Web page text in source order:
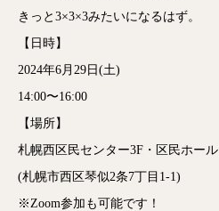
きっと3×3×3みたいになるはず。
【日時】
2024年6月29日(土)
14:00〜16:00
【場所】
札幌西区民センター3F・区民ホール
(札幌市西区琴似2条7丁目1-1)
※Zoom参加も可能です！